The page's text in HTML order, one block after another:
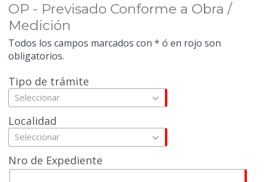
OP - Previsado Conforme a Obra /
Medición
Todos los campos marcados con * ó en rojo son
obligatorios.
Tipo de trámite
Seleccionar
Localidad
Seleccionar
Nro de Expediente